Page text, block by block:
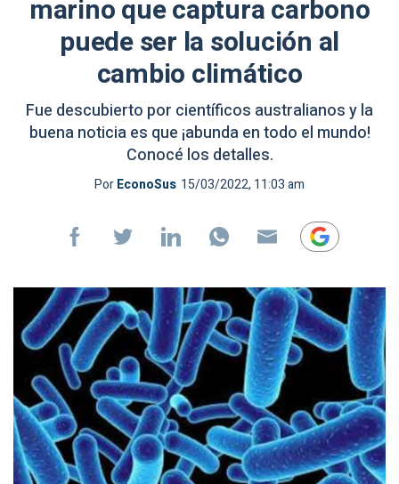
marino que captura carbono
puede ser la solución al
cambio climático
Fue descubierto por científicos australianos y la
buena noticia es que ¡abunda en todo el mundo!
Conocé los detalles.
PorEconoSus 15/03/2022, 11:03 am